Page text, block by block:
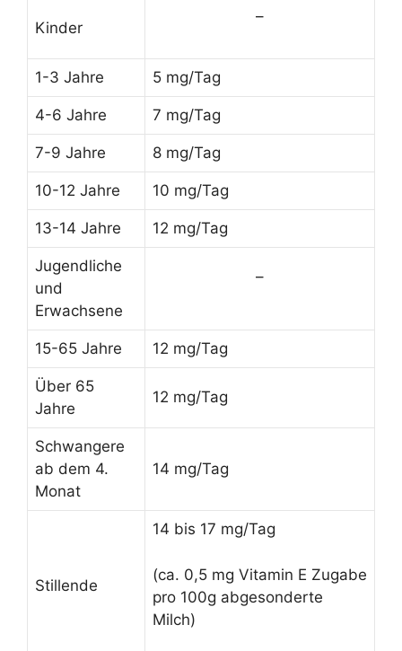
Kinder
–
1-3 Jahre 5 mg/Tag
4-6 Jahre 7 mg/Tag
7-9 Jahre 8 mg/Tag
10-12 Jahre 10 mg/Tag
13-14 Jahre 12 mg/Tag
Jugendliche
und
Erwachsene
–
15-65 Jahre 12 mg/Tag
Über 65
Jahre
12 mg/Tag
Schwangere
ab dem 4.
Monat
14 mg/Tag
Stillende
14 bis 17 mg/Tag
(ca. 0,5 mg Vitamin E Zugabe
pro 100g abgesonderte
Milch)